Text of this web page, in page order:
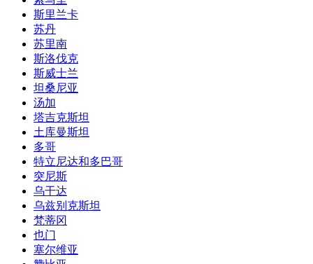
斯里兰卡
苏丹
苏里南
斯洛伐克
斯威士兰
坦桑尼亚
汤加
塔吉克斯坦
土库曼斯坦
多哥
特立尼达和多巴哥
突尼斯
乌干达
乌兹别克斯坦
梵蒂冈
也门
塞尔维亚